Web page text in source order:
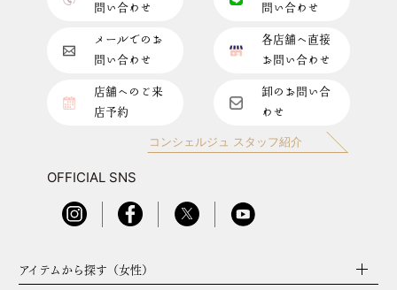
問い合わせ
問い合わせ
メールでのお
問い合わせ
各店舗へ直接
お問い合わせ
店舗へのご来
店予約
卸のお問い合
わせ
コンシェルジュ スタッフ紹介
OFFICIAL SNS
アイテムから探す（女性）